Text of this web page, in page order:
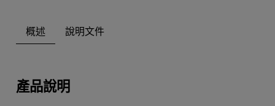
概述 說明文件
產品說明